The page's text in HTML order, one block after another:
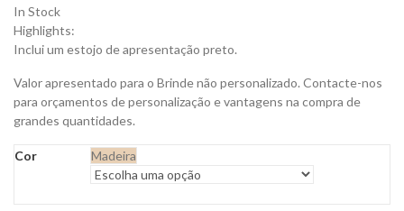
In Stock
Highlights:
Inclui um estojo de apresentação preto.
Valor apresentado para o Brinde não personalizado. Contacte-nos
para orçamentos de personalização e vantagens na compra de
grandes quantidades.
Cor Madeira